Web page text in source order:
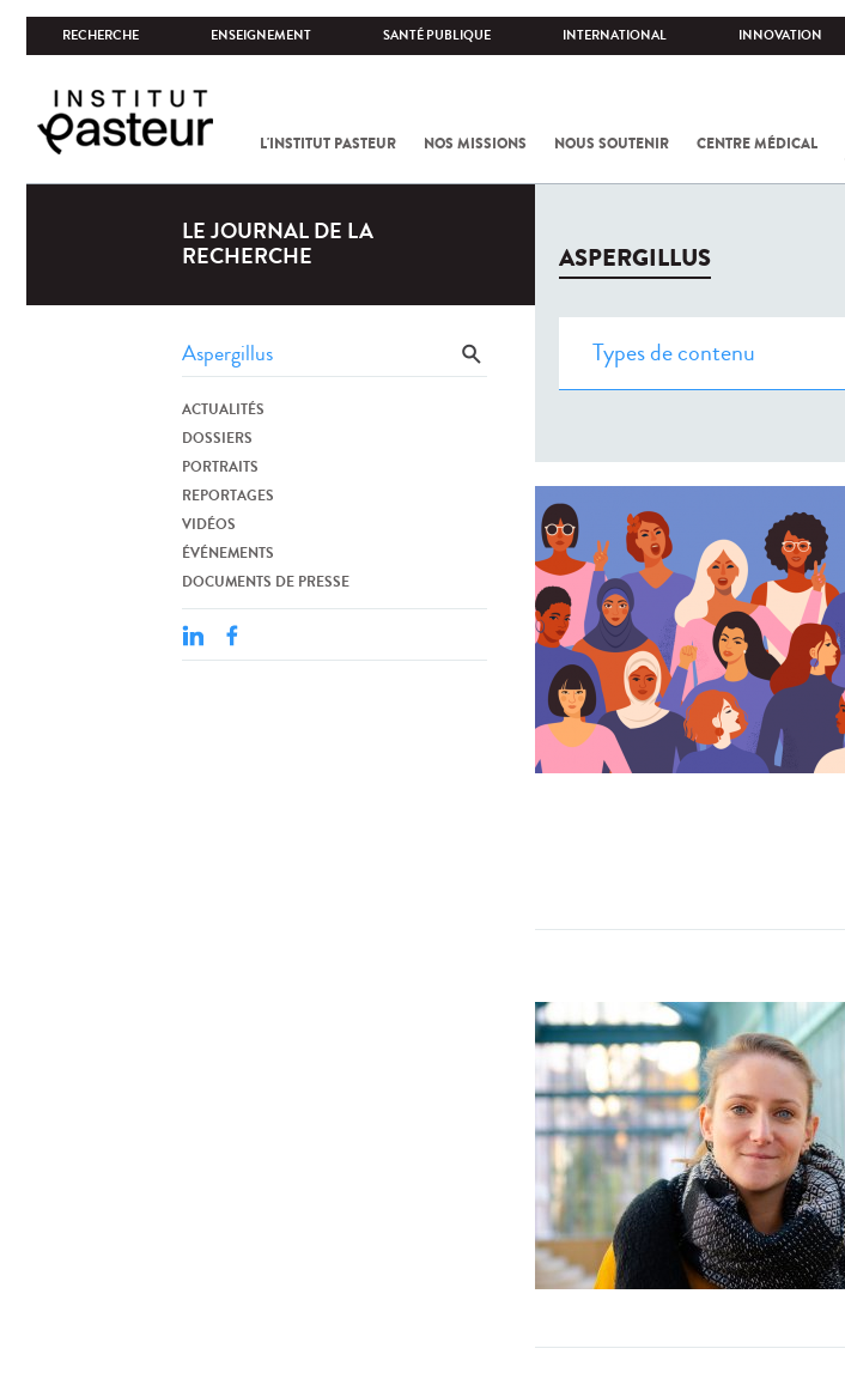
RECHERCHE ENSEIGNEMENT SANTÉ PUBLIQUE INTERNATIONAL INNOVATION
L'INSTITUT PASTEUR NOS MISSIONS NOUS SOUTENIR CENTRE MÉDICAL
LE JOURNAL DE LA
RECHERCHE
ACTUALITÉS
DOSSIERS
PORTRAITS
REPORTAGES
VIDÉOS
ÉVÉNEMENTS
DOCUMENTS DE PRESSE
ASPERGILLUS